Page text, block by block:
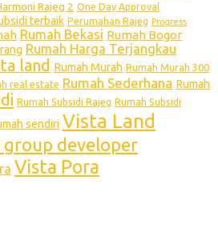
Rajeg 2 One Day Approval
terbaik Perumahan Rajeg Progress
Rumah Bekasi Rumah Bogor
Rumah Harga Terjangkau
land Rumah Murah Rumah Murah 300
real estate Rumah Sederhana Rumah
Rumah Subsidi Rajeg Rumah Subsidi
sendiri Vista Land
group developer
Vista Pora